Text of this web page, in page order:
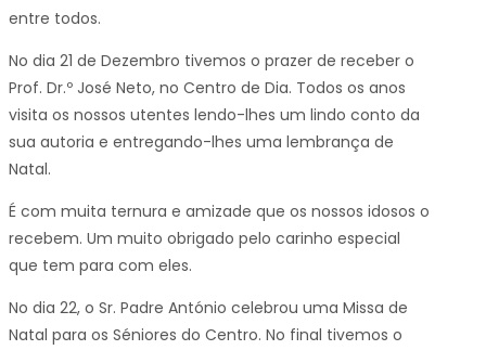
entre todos.
No dia 21 de Dezembro tivemos o prazer de receber o
Prof. Dr.º José Neto, no Centro de Dia. Todos os anos
visita os nossos utentes lendo-lhes um lindo conto da
sua autoria e entregando-lhes uma lembrança de
Natal.
É com muita ternura e amizade que os nossos idosos o
recebem. Um muito obrigado pelo carinho especial
que tem para com eles.
No dia 22, o Sr. Padre António celebrou uma Missa de
Natal para os Séniores do Centro. No final tivemos o